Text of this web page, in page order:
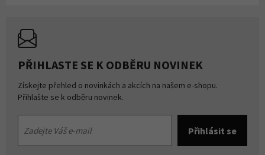
PŘIHLASTE SE K ODBĚRU NOVINEK
Získejte přehled o novinkách a akcích na našem e-shopu.
Přihlašte se k odběru novinek.